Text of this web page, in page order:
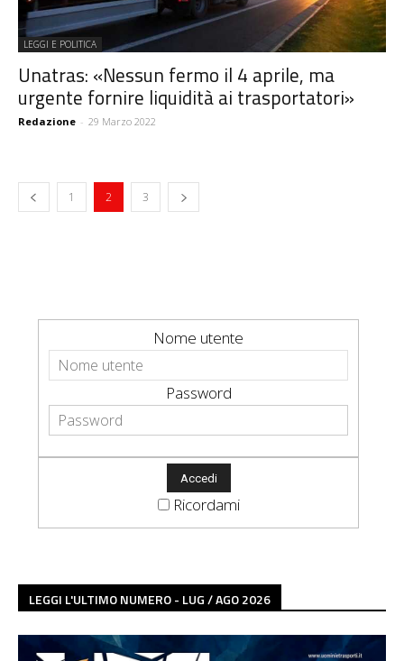
LEGGI E POLITICA
Unatras: «Nessun fermo il 4 aprile, ma
urgente fornire liquidità ai trasportatori»
Redazione - 29 Marzo 2022
1 2 3
Nome utente
Password
Ricordami
LEGGI L'ULTIMO NUMERO - LUG / AGO 2026